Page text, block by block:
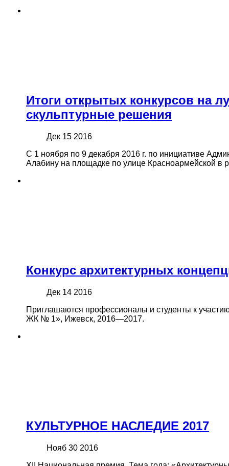
Итоги открытых конкурсов на
скульптурные решения
Дек 15 2016
С 1 ноября по 9 декабря 2016 г. по инициативе
Алабину на площадке по улице Красноармейской в
Конкурс архитектурных
Дек 14 2016
Приглашаются профессионалы и студенты к
ЖК № 1», Ижевск, 2016—2017.
КУЛЬТУРНОЕ НАСЛЕДИЕ 2017
Нояб 30 2016